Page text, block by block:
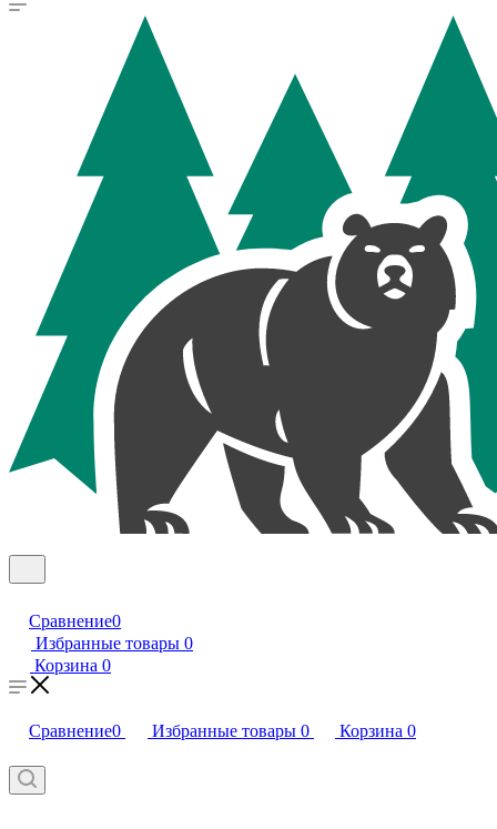
Сравнение0
Избранные товары 0
Корзина 0
Сравнение0 Избранные товары 0 Корзина 0